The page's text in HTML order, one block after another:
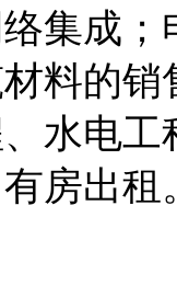
集成
料的
水电
房出租